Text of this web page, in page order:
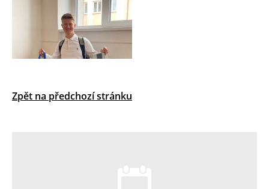
Zpět na předchozí stránku